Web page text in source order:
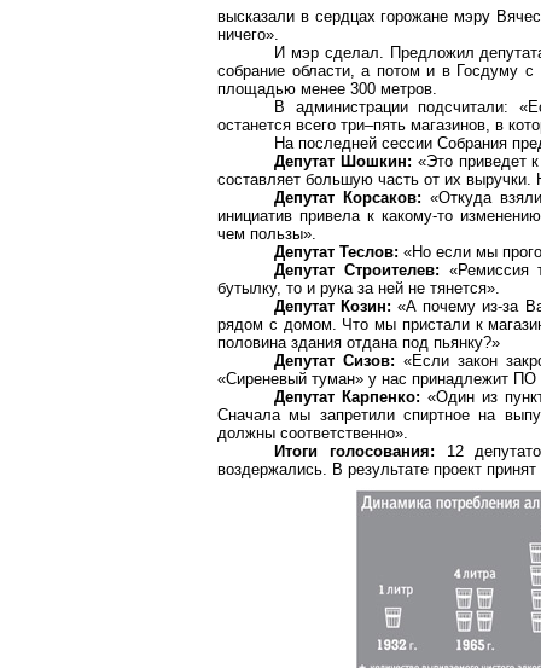
высказали в сердцах горожане мэру
ничего».
И мэр сделал. Предложил
собрание области, а потом и в Госдуму с
площадью менее 300 метров.
В администрации подсчитали:
останется всего три–пять магазинов, в
На последней сессии Собрания
Депутат Шошкин: «Это приведет
составляет большую часть от их выручки.
Депутат Корсаков: «Откуда
инициатив привела к какому-то
чем пользы».
Депутат Теслов: «Но если мы
Депутат Строителев: «Ремиссия
бутылку, то и рука за ней не тянется».
Депутат Козин: «А почему из-за
рядом с домом. Что мы пристали к
половина здания отдана под пьянку?»
Депутат Сизов: «Если закон
«Сиреневый туман» у нас принадлежит ПО
Депутат Карпенко: «Один из
Сначала мы запретили спиртное на
должны соответственно».
Итоги голосования: 12
воздержались. В результате проект